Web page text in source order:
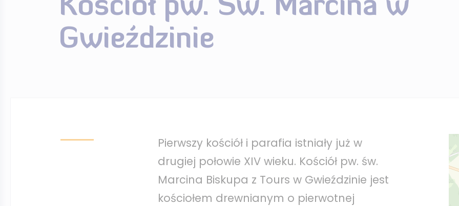
Kościół pw. Św. Marcina w
Gwieździnie
Pierwszy kościół i parafia istniały już w
drugiej połowie XIV wieku. Kościół pw. św.
Marcina Biskupa z Tours w Gwieździnie jest
kościołem drewnianym o pierwotnej